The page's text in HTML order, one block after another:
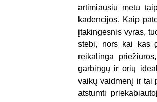
artimiausiu metu
kadencijos. Kaip
įtakingesnis vyras,
stebi, nors kai kas
reikalinga
garbingų ir orių
vaikų vaidmenį ir tai
atstumti